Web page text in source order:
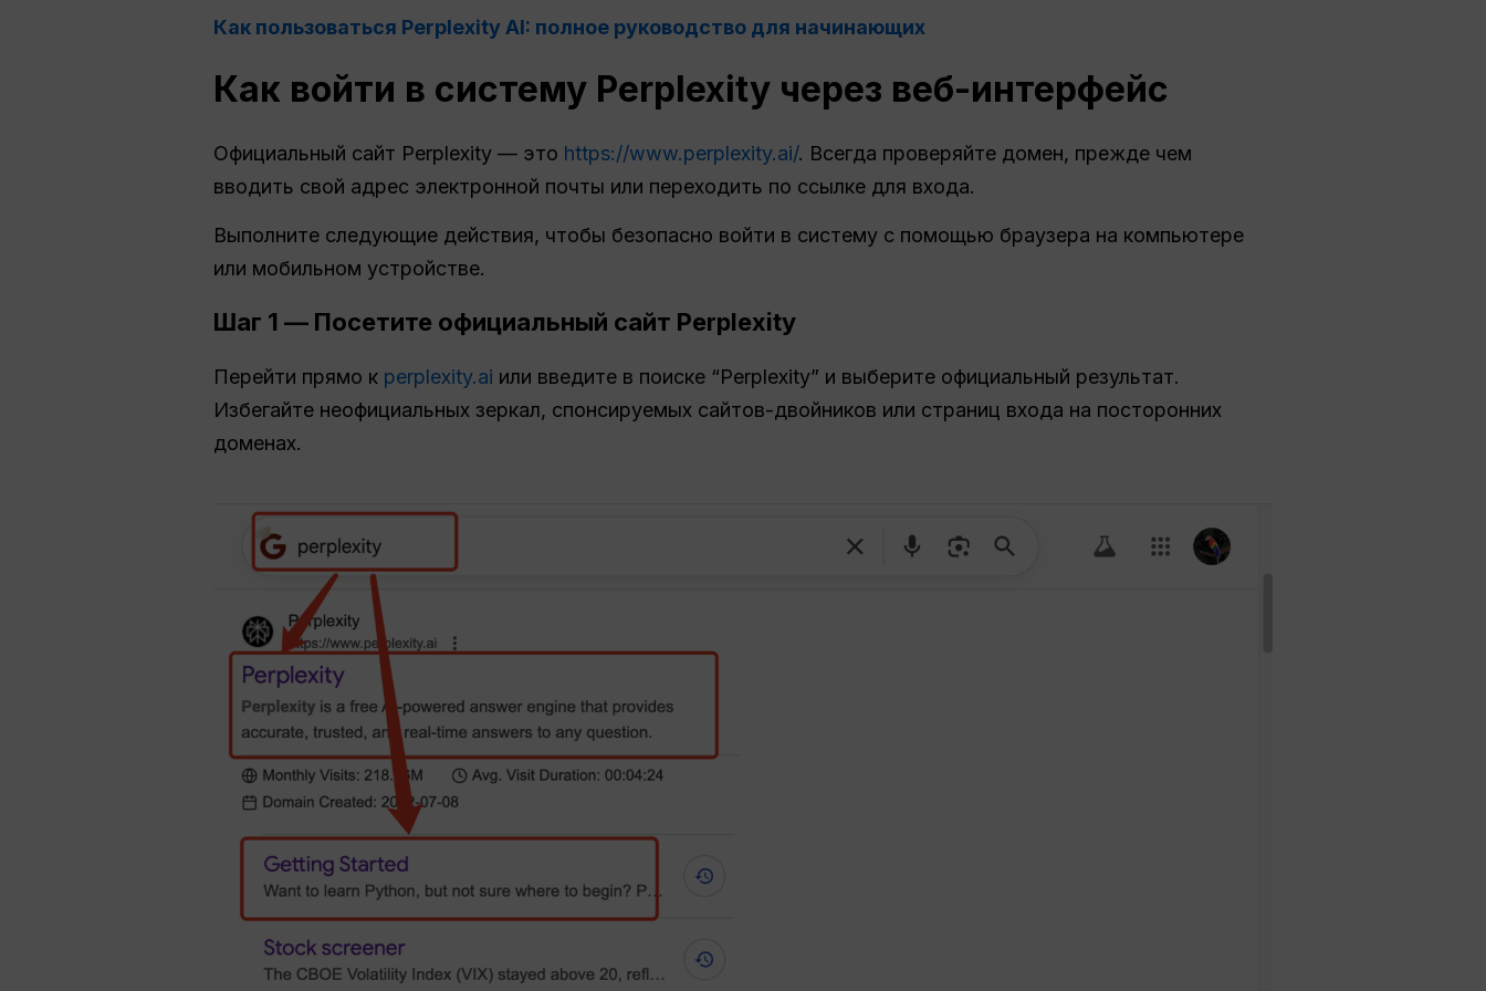
Как пользоваться Perplexity AI: полное руководство для начинающих
Как войти в систему Perplexity через веб-интерфейс
Официальный сайт Perplexity — это https://www.perplexity.ai/. Всегда проверяйте домен, прежде чем
вводить свой адрес электронной почты или переходить по ссылке для входа.
Выполните следующие действия, чтобы безопасно войти в систему с помощью браузера на компьютере
или мобильном устройстве.
Шаг 1 — Посетите официальный сайт Perplexity
Перейти прямо к perplexity.ai или введите в поиске “Perplexity” и выберите официальный результат.
Избегайте неофициальных зеркал, спонсируемых сайтов-двойников или страниц входа на посторонних
доменах.